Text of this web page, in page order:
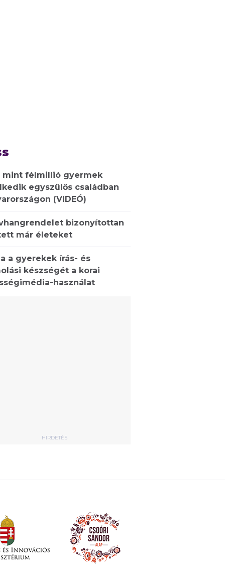
mint félmillió gyermek
egyszülős családban
(VIDEÓ)
bizonyítottan
már életeket
a gyerekek írás- és
készségét a korai
használat
HIRDETÉS